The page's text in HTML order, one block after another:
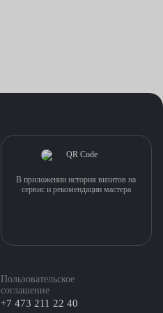
Пользовательское
соглашение
+7 473 211 22 40
В приложении история визитов на
сервис и рекомендации мастера